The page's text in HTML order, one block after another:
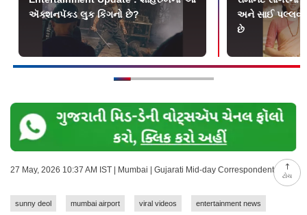
ટોચ
ઍક્શનપૅક્ડ લુક કિંગનો છે?
અને સાઈ
છે
27 May, 2026 10:37 AM IST | Mumbai | Gujarati Mid-day Correspondent
sunny deol mumbai airport viral videos entertainment news